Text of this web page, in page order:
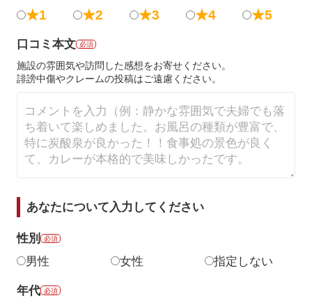
★1 ★2 ★3 ★4 ★5
口コミ本文 必須
施設の雰囲気や訪問した感想をお寄せください。
誹謗中傷やクレームの投稿はご遠慮ください。
あなたについて入力してください
性別 必須
男性 女性 指定しない
年代 必須